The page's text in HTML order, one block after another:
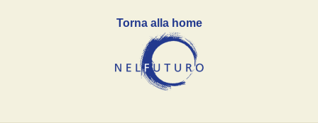
Torna alla home